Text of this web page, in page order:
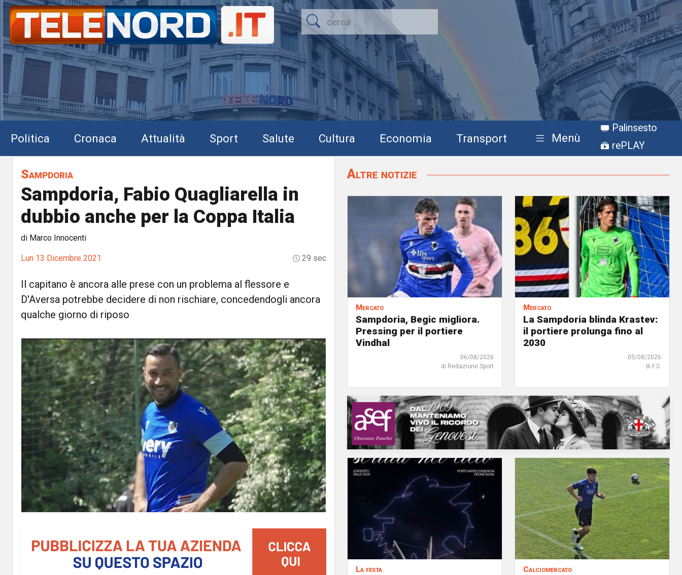
Politica Cronaca Attualità Sport Salute Cultura Economia Transport Menù
Palinsesto
rePLAY
Sampdoria
Sampdoria, Fabio Quagliarella in
dubbio anche per la Coppa Italia
di Marco Innocenti
Lun 13 Dicembre 2021 29 sec
Il capitano è ancora alle prese con un problema al flessore e
D'Aversa potrebbe decidere di non rischiare, concedendogli ancora
qualche giorno di riposo
Altre notizie
Mercato
Sampdoria, Begic migliora.
Pressing per il portiere
Vindhal
06/08/2026
di Redazione Sport
Mercato
La Sampdoria blinda Krastev:
il portiere prolunga fino al
2030
05/08/2026
di F.S.
La festa Calciomercato